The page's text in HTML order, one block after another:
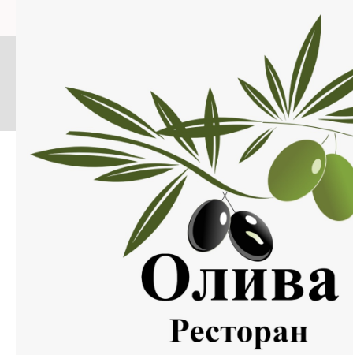
Нажмите на изображение, что бы открыть меню